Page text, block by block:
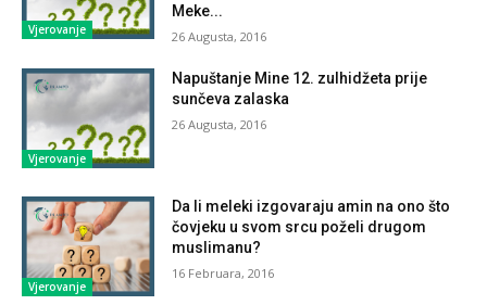
Vjerovanje
Meke...
26 Augusta, 2016
Vjerovanje
Napuštanje Mine 12. zulhidžeta prije
sunčeva zalaska
26 Augusta, 2016
Vjerovanje
Da li meleki izgovaraju amin na ono što
čovjeku u svom srcu poželi drugom
muslimanu?
16 Februara, 2016